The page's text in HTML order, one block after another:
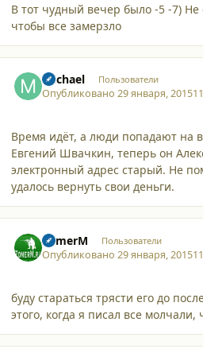
В тот чудный вечер было -5 -7)
чтобы все замерзло
michael Пользователи
Опубликовано29 января, 2015
Время идёт, а люди попадают на
Евгений Швачкин, теперь он
электронный адрес старый. Не
удалось вернуть свои деньги.
ZomerM Пользователи
Опубликовано29 января, 2015
буду стараться трясти его до
этого, когда я писал все молчали,